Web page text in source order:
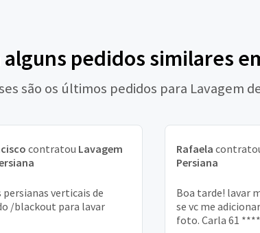
alguns pedidos similares
são os últimos pedidos para Lavagem
contratou Lavagem
persianas verticais de
/blackout para lavar
Rafaela
Persiana
Boa tarde! lavar
se vc me
foto. Carla 61 ****